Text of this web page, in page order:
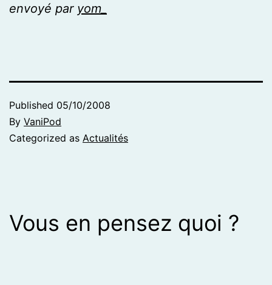
envoyé par yom_
Published 05/10/2008
By VaniPod
Categorized as Actualités
Vous en pensez quoi ?